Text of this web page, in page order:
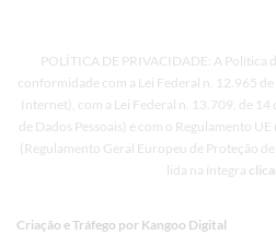
POLÍTICA DE PRIVACIDADE: A Política
conformidade com a Lei Federal n. 12.965
Internet), com a Lei Federal n. 13.709, de
de Dados Pessoais) e com o Regulamento
(Regulamento Geral Europeu de Proteção de
lida na íntegra
Criação e Tráfego por Kangoo Digital